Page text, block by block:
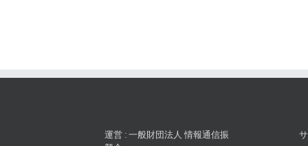
運営 : 一般財団法人 情報通信振